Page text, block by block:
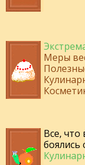
Меры
Все, что
боялись